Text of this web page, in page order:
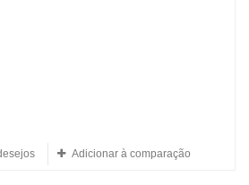
Adicionar à comparação